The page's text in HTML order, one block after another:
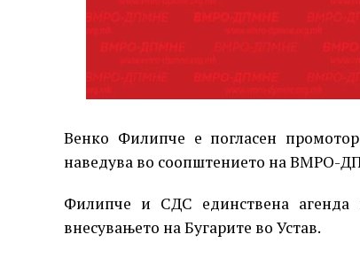
Венко Филипче е погласен
наведува во соопштението на ВМРО-
Филипче и СДС единствена агенда
внесувањето на Бугарите во Устав.